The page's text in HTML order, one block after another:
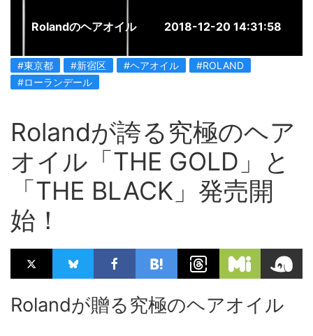
Rolandのヘアオイル 2018-12-20 14:31:58
#東京都 #新宿区 #ヘアオイル
#ROLAND
#ローランデール
Rolandが誇る究極のヘア
オイル「THE GOLD」と
「THE BLACK」発売開
始！
Rolandが贈る究極のヘアオイル